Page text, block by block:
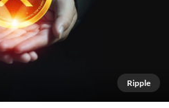
Ripple